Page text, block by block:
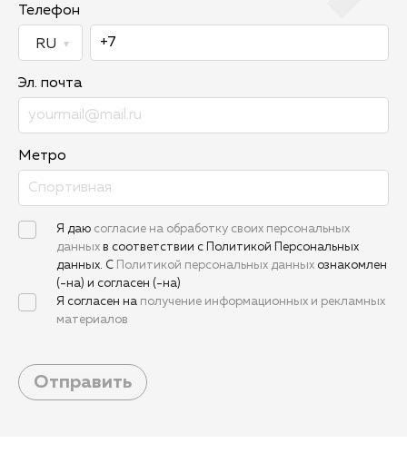
Телефон
Эл. почта
Метро
Я даю согласие на обработку своих персональных
данных в соответствии с Политикой Персональных
данных. С
Политикой персональных данных ознакомлен
(-на) и согласен (-на)
Я согласен на получение информационных и рекламных
материалов
Отправить